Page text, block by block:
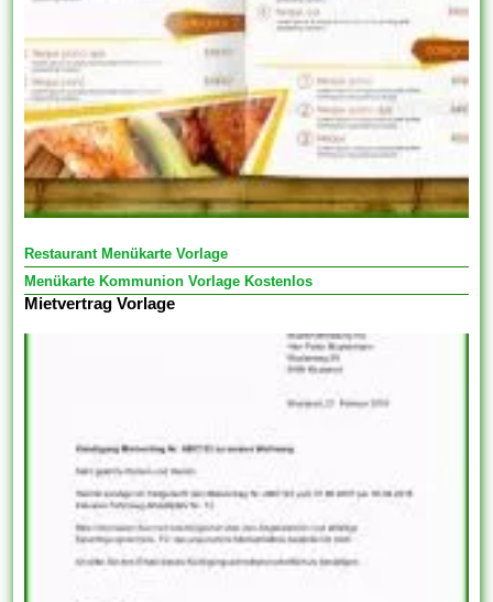
Restaurant Menükarte Vorlage
Menükarte Kommunion Vorlage Kostenlos
Mietvertrag Vorlage